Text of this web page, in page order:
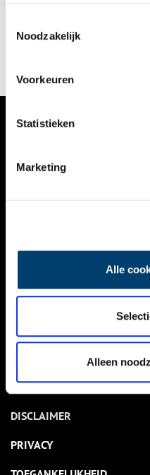
Noodzakelijk
Voorkeuren
Statistieken
Marketing
Alle
Alleen
NIEUWS
KALENDER
ACTIVITEITEN
NIEUWSBRIEF
DISCLAIMER
PRIVACY